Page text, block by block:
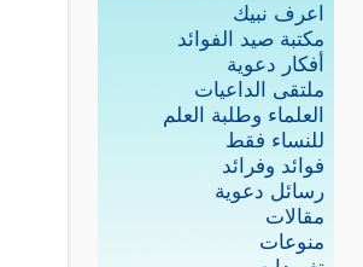
اعرف نبيك
مكتبة صيد الفوائد
أفكار دعوية
ملتقى الداعيات
العلماء وطلبة العلم
للنساء فقط
فوائد وفرائد
رسائل دعوية
مقالات
منوعات